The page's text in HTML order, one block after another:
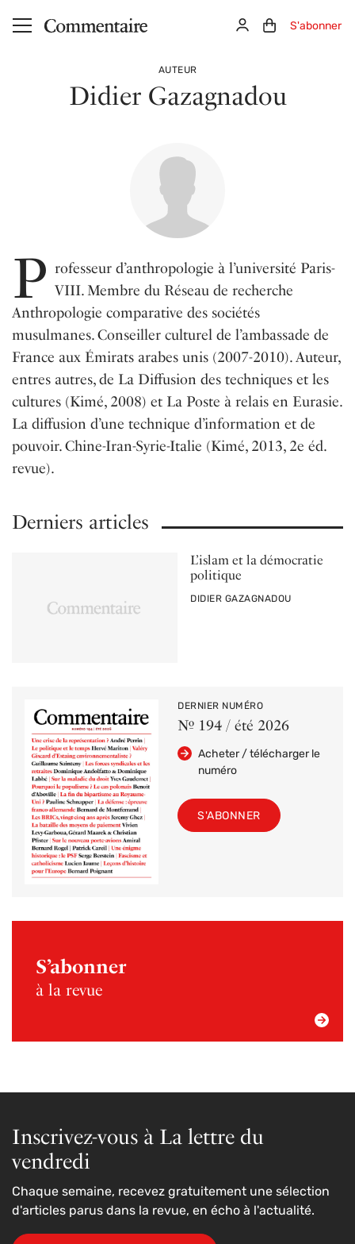
Aller au contenu principal ConnexionPanier (0)
S'abonner
AUTEUR
Didier Gazagnadou
P rofesseur d’anthropologie à l’université Paris-
VIII. Membre du Réseau de recherche
Anthropologie comparative des sociétés
musulmanes. Conseiller culturel de l’ambassade de
France aux Émirats arabes unis (2007-2010). Auteur,
entres autres, de La Diffusion des techniques et les
cultures (Kimé, 2008) et La Poste à relais en Eurasie.
La diffusion d’une technique d’information et de
pouvoir. Chine-Iran-Syrie-Italie (Kimé, 2013, 2e éd.
revue).
Derniers articles
L’islam et la démocratie
politique
PAR
DIDIER GAZAGNADOU
DERNIER NUMÉRO
Nº 194 / été 2026
Acheter / télécharger le
numéro
S'ABONNER
S’abonner
à la revue
Inscrivez-vous à La lettre du
vendredi
Chaque semaine, recevez gratuitement une sélection
d'articles parus dans la revue, en écho à l'actualité.